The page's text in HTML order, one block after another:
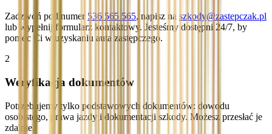
Zadzwoń pod numer 536 565 565, napisz na szkody@zastepczak.pl
lub wypełnij formularz kontaktowy. Jesteśmy dostępni 24/7, by
pomóc Ci w uzyskaniu auta zastępczego.
2
Weryfikacja dokumentów
Potrzebujemy tylko podstawowych dokumentów: dowodu
osobistego, prawa jazdy i dokumentacji szkody. Możesz przesłać je
zdalnie.